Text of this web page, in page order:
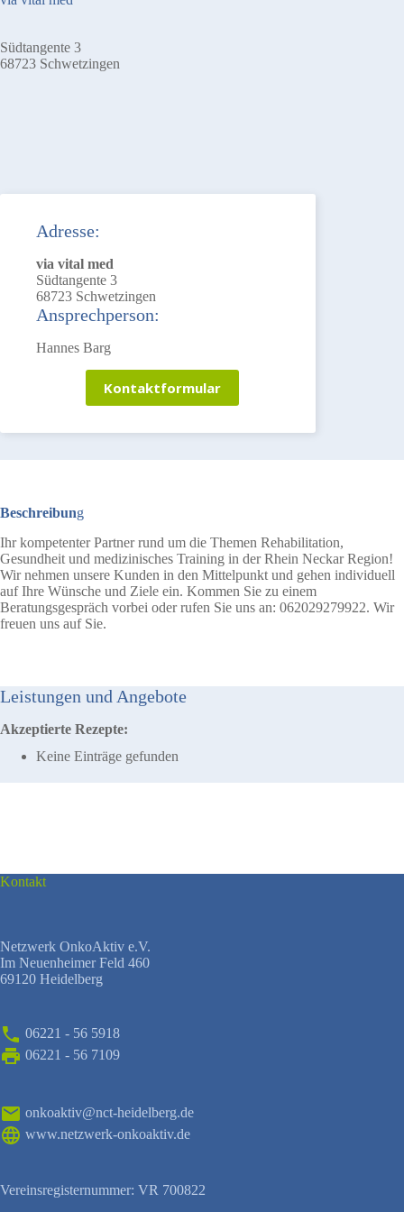
Südtangente 3
68723 Schwetzingen
Beschreibung
Ihr kompetenter Partner rund um die Themen Rehabilitation,
Gesundheit und medizinisches Training in der Rhein Neckar Region!
Wir nehmen unsere Kunden in den Mittelpunkt und gehen individuell
auf Ihre Wünsche und Ziele ein. Kommen Sie zu einem
Beratungsgespräch vorbei oder rufen Sie uns an: 062029279922. Wir
freuen uns auf Sie.
Adresse:
via vital med
Südtangente 3
68723 Schwetzingen
Ansprechperson:
Hannes Barg
Kontaktformular
Leistungen und Angebote
Akzeptierte Rezepte:
Keine Einträge gefunden
Kontakt
Netzwerk OnkoAktiv e.V.
Im Neuenheimer Feld 460
69120 Heidelberg
06221 - 56 5918
06221 - 56 7109
onkoaktiv@nct-heidelberg.de
www.netzwerk-onkoaktiv.de
Vereinsregisternummer: VR 700822